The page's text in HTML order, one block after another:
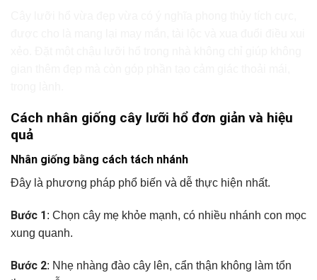
Cách nhân giống cây lưỡi hổ đơn giản và hiệu
quả
Nhân giống bằng cách tách nhánh
Đây là phương pháp phổ biến và dễ thực hiện nhất.
Bước 1: Chọn cây mẹ khỏe mạnh, có nhiều nhánh con mọc
xung quanh.
Bước 2: Nhẹ nhàng đào cây lên, cẩn thận không làm tổn